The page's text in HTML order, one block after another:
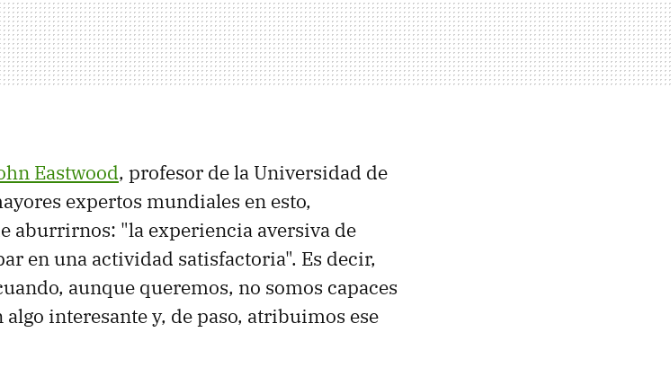
Eastwood, profesor de la Universidad de
expertos mundiales en esto,
aburrirnos: "la experiencia aversiva de
en una actividad satisfactoria". Es decir,
aunque queremos, no somos capaces
interesante y, de paso, atribuimos ese